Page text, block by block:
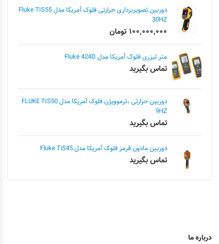
دوربین تصویربرداری حرارتی فلوک آمریکا مدل Fluke TIS55
30HZ
۱۰۰,۰۰۰,۰۰۰ تومان
متر لیزری فلوک آمریکا مدل Fluke 424D
تماس بگیرید
دوربین حرارتی ،ترموویژن فلوک آمریکا مدل FLUKE TIS50
9HZ
تماس بگیرید
دوربین مادون قرمز فلوک آمریکا مدل Fluke TiS45
تماس بگیرید
درباره ما